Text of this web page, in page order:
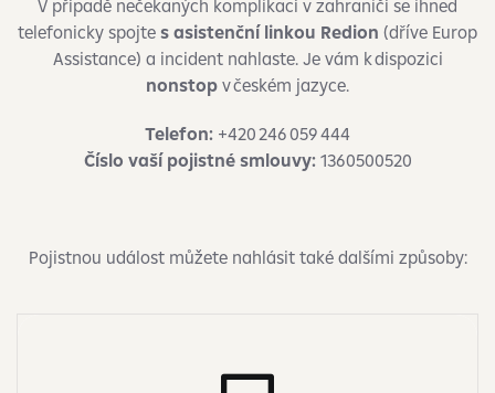
V případě nečekaných komplikací v zahraničí se ihned
telefonicky spojte s asistenční linkou Redion (dříve Europ
Assistance) a incident nahlaste. Je vám k dispozici
nonstop v českém jazyce.
Telefon: +420 246 059 444
Číslo vaší pojistné smlouvy:1360500520
Pojistnou událost můžete nahlásit také dalšími způsoby: